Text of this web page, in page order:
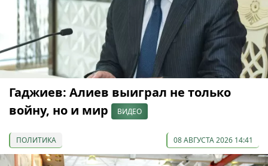
Гаджиев: Алиев выиграл не только
войну, но и мир
ВИДЕО
ПОЛИТИКА 08 АВГУСТА 2026 14:41